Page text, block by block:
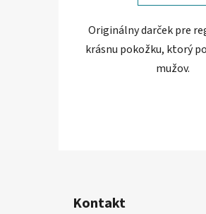
Originálny darček pre
krásnu pokožku, ktorý
mužov.
Kontakt